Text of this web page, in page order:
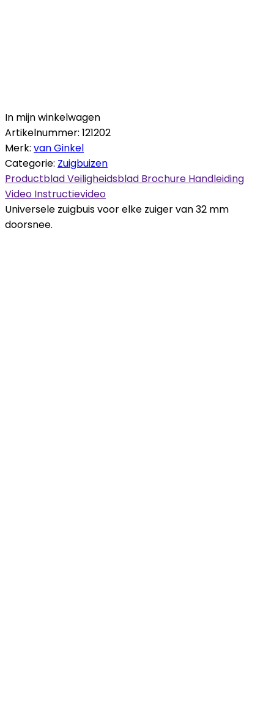
In mijn winkelwagen
Artikelnummer: 121202
Merk: van Ginkel
Categorie: Zuigbuizen
ProductbladVeiligheidsblad Brochure Handleiding
Video Instructievideo
Universele zuigbuis voor elke zuiger van 32 mm
doorsnee.